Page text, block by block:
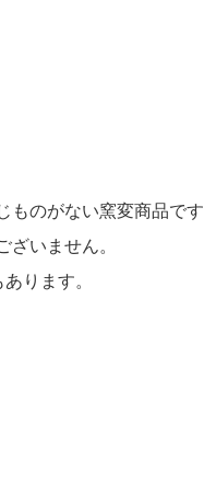
ものがない窯変商品です
いません。
ります。